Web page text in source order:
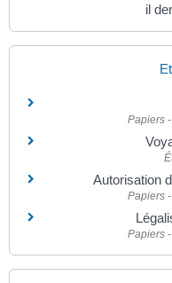
il
Papiers
Autorisation
Papiers
Papiers